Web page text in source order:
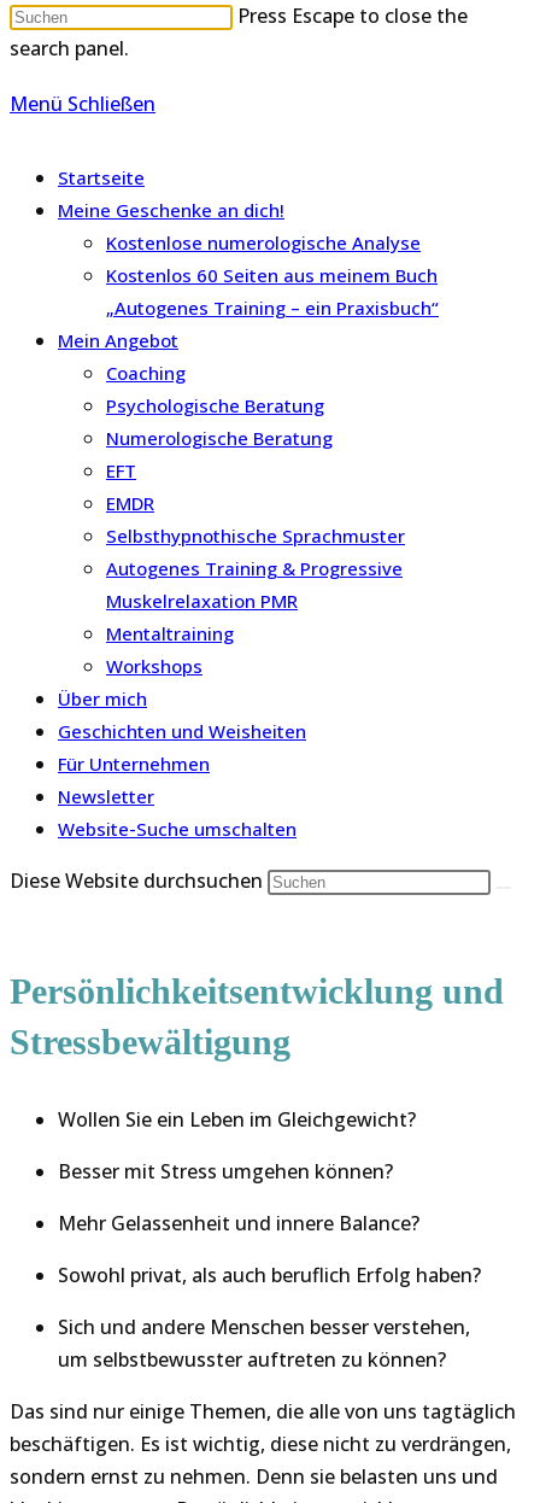
Press Escape to close the
search panel.
Menü Schließen
Startseite
Meine Geschenke an dich!
Kostenlose numerologische Analyse
Kostenlos 60 Seiten aus meinem Buch
„Autogenes Training – ein Praxisbuch“
Mein Angebot
Coaching
Psychologische Beratung
Numerologische Beratung
EFT
EMDR
Selbsthypnothische Sprachmuster
Autogenes Training & Progressive
Muskelrelaxation PMR
Mentaltraining
Workshops
Über mich
Geschichten und Weisheiten
Für Unternehmen
Newsletter
Website-Suche umschalten
Diese Website durchsuchen
Persönlichkeitsentwicklung und
Stressbewältigung
Wollen Sie ein Leben im Gleichgewicht?
Besser mit Stress umgehen können?
Mehr Gelassenheit und innere Balance?
Sowohl privat, als auch beruflich Erfolg haben?
Sich und andere Menschen besser verstehen,
um selbstbewusster auftreten zu können?
Das sind nur einige Themen, die alle von uns tagtäglich
beschäftigen. Es ist wichtig, diese nicht zu verdrängen,
sondern ernst zu nehmen. Denn sie belasten uns und